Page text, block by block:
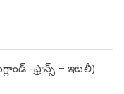
-ఫ్రాన్స్ – ఇటలీ)